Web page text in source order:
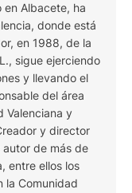
Albacete, ha
donde está
en 1988, de la
sigue ejerciendo
y llevando el
del área
Valenciana y
y director
autor de más de
entre ellos los
la Comunidad